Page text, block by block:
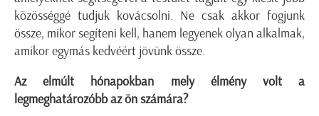
közösséggé tudjuk kovácsolni. Ne csak akkor fogjunk
össze, mikor segíteni kell, hanem legyenek olyan alkalmak,
amikor egymás kedvéért jövünk össze.
Az elmúlt hónapokban mely élmény volt a
legmeghatározóbb az ön számára?